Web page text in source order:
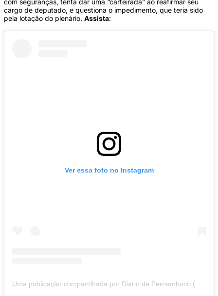
com seguranças, tenta dar uma “carteirada” ao reafirmar seu
cargo de deputado, e questiona o impedimento, que teria sido
pela lotação do plenário. Assista:
Ver essa foto no Instagram
Uma publicação compartilhada por Diario de Pernambuco (@diariodepernambuco)